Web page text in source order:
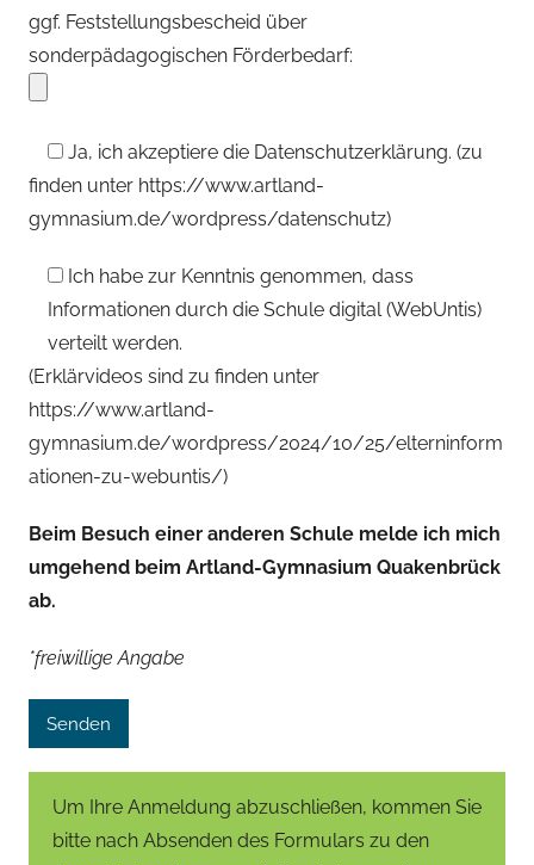
ggf. Feststellungsbescheid über
sonderpädagogischen Förderbedarf:
Ja, ich akzeptiere die Datenschutzerklärung. (zu
finden unter https://www.artland-
gymnasium.de/wordpress/datenschutz)
Ich habe zur Kenntnis genommen, dass
Informationen durch die Schule digital (WebUntis)
verteilt werden.
(Erklärvideos sind zu finden unter
https://www.artland-
gymnasium.de/wordpress/2024/10/25/elterninform
ationen-zu-webuntis/)
Beim Besuch einer anderen Schule melde ich mich
umgehend beim Artland-Gymnasium Quakenbrück
ab.
*freiwillige Angabe
Um Ihre Anmeldung abzuschließen, kommen Sie
bitte nach Absenden des Formulars zu den